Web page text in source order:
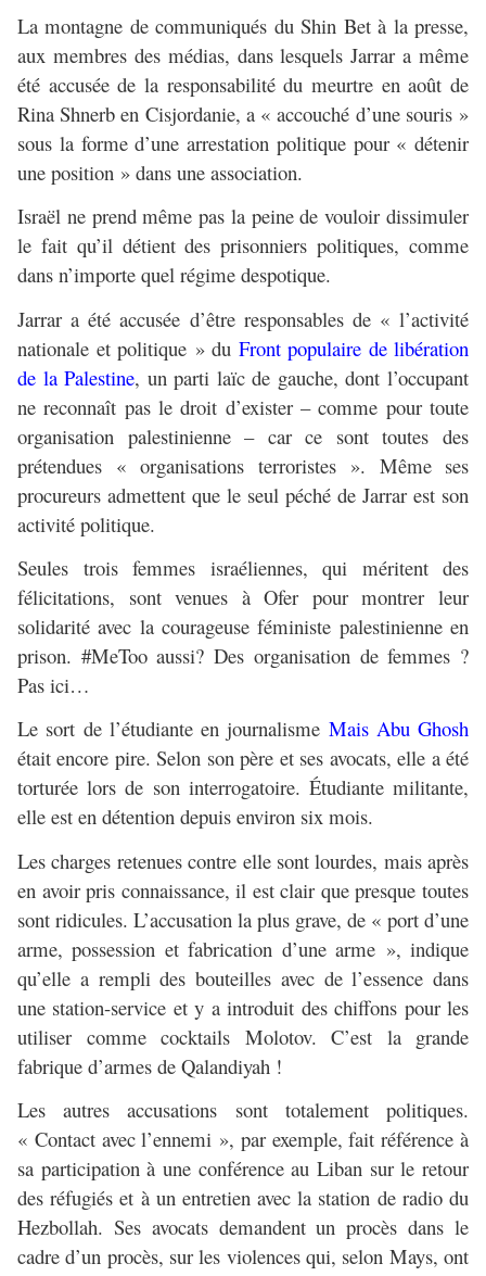
La montagne de communiqués du Shin Bet à la presse,
aux membres des médias, dans lesquels Jarrar a même
été accusée de la responsabilité du meurtre en août de
Rina Shnerb en Cisjordanie, a « accouché d’une souris »
sous la forme d’une arrestation politique pour « détenir
une position » dans une association.
Israël ne prend même pas la peine de vouloir dissimuler
le fait qu’il détient des prisonniers politiques, comme
dans n’importe quel régime despotique.
Jarrar a été accusée d’être responsables de « l’activité
nationale et politique » du Front populaire de libération
de la Palestine, un parti laïc de gauche, dont l’occupant
ne reconnaît pas le droit d’exister – comme pour toute
organisation palestinienne – car ce sont toutes des
prétendues « organisations terroristes ». Même ses
procureurs admettent que le seul péché de Jarrar est son
activité politique.
Seules trois femmes israéliennes, qui méritent des
félicitations, sont venues à Ofer pour montrer leur
solidarité avec la courageuse féministe palestinienne en
prison. #MeToo aussi? Des organisation de femmes ?
Pas ici…
Le sort de l’étudiante en journalisme Mais Abu Ghosh
était encore pire. Selon son père et ses avocats, elle a été
torturée lors de son interrogatoire. Étudiante militante,
elle est en détention depuis environ six mois.
Les charges retenues contre elle sont lourdes, mais après
en avoir pris connaissance, il est clair que presque toutes
sont ridicules. L’accusation la plus grave, de « port d’une
arme, possession et fabrication d’une arme », indique
qu’elle a rempli des bouteilles avec de l’essence dans
une station-service et y a introduit des chiffons pour les
utiliser comme cocktails Molotov. C’est la grande
fabrique d’armes de Qalandiyah !
Les autres accusations sont totalement politiques.
« Contact avec l’ennemi », par exemple, fait référence à
sa participation à une conférence au Liban sur le retour
des réfugiés et à un entretien avec la station de radio du
Hezbollah. Ses avocats demandent un procès dans le
cadre d’un procès, sur les violences qui, selon Mays, ont